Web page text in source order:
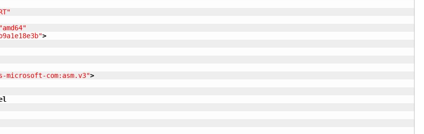
"amd64"
>
microsoft-com:asm.v3">